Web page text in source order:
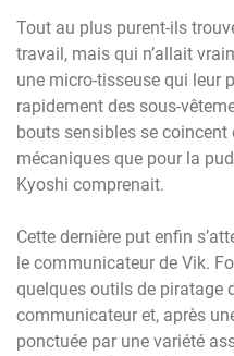
Tout au plus purent-ils
travail, mais qui n’allait
une micro-tisseuse qui leur
rapidement des sous-
bouts sensibles se coincent
mécaniques que pour la
Kyoshi comprenait.
Cette dernière put enfin
le communicateur de Vik.
quelques outils de piratage
communicateur et, après
ponctuée par une variété